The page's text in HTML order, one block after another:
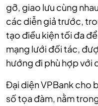
gỡ, giao lưu cùng
các diễn giả trước,
tạo điều kiện tối đa
mạng lưới đối tác,
hướng đi phù hợp với
Đại diện VPBank cho
số tọa đàm, nằm